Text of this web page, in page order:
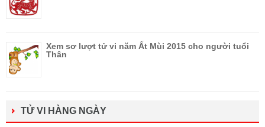
Xem sơ lượt tử vi năm Ất Mùi 2015 cho người tuổi
Thân
TỬ VI HÀNG NGÀY